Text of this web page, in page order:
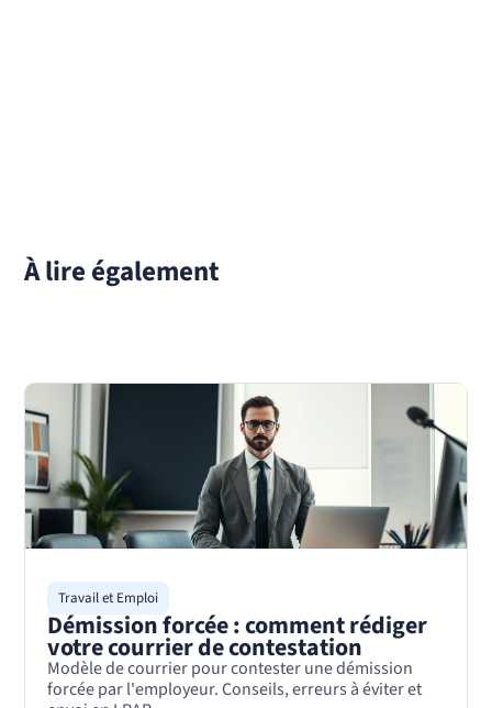
À lire également
Travail et Emploi
Démission forcée : comment rédiger
votre courrier de contestation
Modèle de courrier pour contester une démission
forcée par l'employeur. Conseils, erreurs à éviter et